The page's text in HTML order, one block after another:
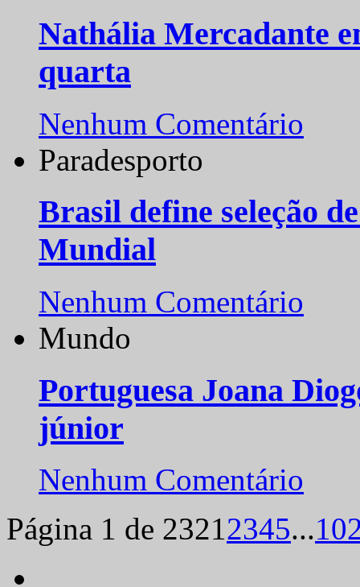
Nathália Mercadante
quarta
Nenhum Comentário
Paradesporto
Brasil define seleção
Mundial
Nenhum Comentário
Mundo
Portuguesa Joana
júnior
Nenhum Comentário
Página 1 de 23212345...10